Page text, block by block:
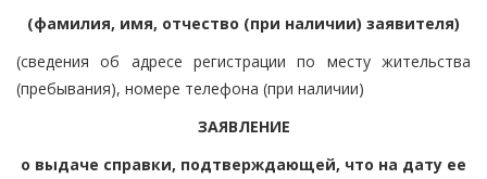
(фамилия, имя, отчество (при наличии) заявителя)
(сведения об адресе регистрации по месту жительства
(пребывания), номере телефона (при наличии)
ЗАЯВЛЕНИЕ
о выдаче справки, подтверждающей, что на дату ее